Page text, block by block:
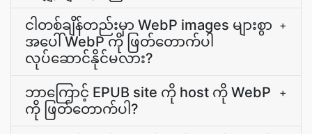
ငါတစ်ချိန်တည်းမှာ WebP images များစွာ
အပေါ် WebP ကို ဖြတ်တောက်ပါ
လုပ်ဆောင်နိုင်မလား?
+
ဘာကြောင့် EPUB site ကို host ကို WebP
ကို ဖြတ်တောက်ပါ?
+